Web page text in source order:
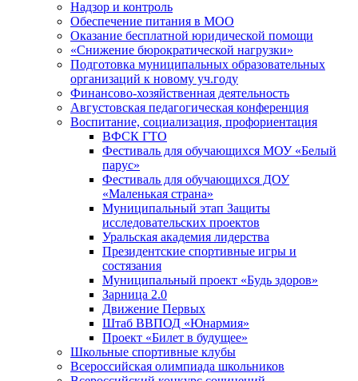
Надзор и контроль
Обеспечение питания в МОО
Оказание бесплатной юридической помощи
«Снижение бюрократической нагрузки»
Подготовка муниципальных образовательных
организаций к новому уч.году
Финансово-хозяйственная деятельность
Августовская педагогическая конференция
Воспитание, социализация, профориентация
ВФСК ГТО
Фестиваль для обучающихся МОУ «Белый
парус»
Фестиваль для обучающихся ДОУ
«Маленькая страна»
Муниципальный этап Защиты
исследовательских проектов
Уральская академия лидерства
Президентские спортивные игры и
состязания
Муниципальный проект «Будь здоров»
Зарница 2.0
Движение Первых
Штаб ВВПОД «Юнармия»
Проект «Билет в будущее»
Школьные спортивные клубы
Всероссийская олимпиада школьников